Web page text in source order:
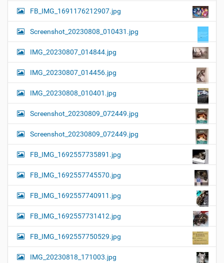
FB_IMG_1691176212907.jpg
Screenshot_20230808_010431.jpg
IMG_20230807_014844.jpg
IMG_20230807_014456.jpg
IMG_20230808_010401.jpg
Screenshot_20230809_072449.jpg
Screenshot_20230809_072449.jpg
FB_IMG_1692557735891.jpg
FB_IMG_1692557745570.jpg
FB_IMG_1692557740911.jpg
FB_IMG_1692557731412.jpg
FB_IMG_1692557750529.jpg
IMG_20230818_171003.jpg